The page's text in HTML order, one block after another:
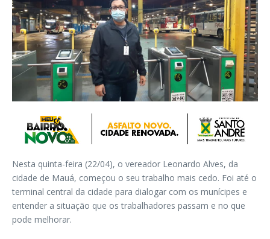
Nesta quinta-feira (22/04), o vereador Leonardo Alves, da
cidade de Mauá, começou o seu trabalho mais cedo. Foi até o
terminal central da cidade para dialogar com os munícipes e
entender a situação que os trabalhadores passam e no que
pode melhorar.